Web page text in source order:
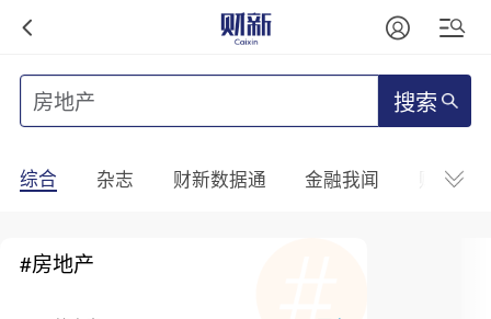
搜索
综合 杂志 财新数据通 金融我闻 财新
#房地产